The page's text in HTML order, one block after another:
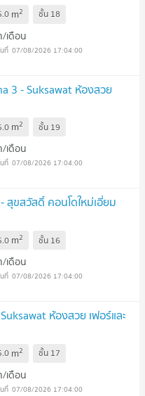
m2 ชั้น 18
เดือน
07/08/2026 17:04:00
3 - Suksawat ห้องสวย
m2 ชั้น 19
เดือน
07/08/2026 17:04:00
สุขสวัสดิ์ คอนโดใหม่เอี่ยม
m2 ชั้น 16
เดือน
07/08/2026 17:04:00
ห้องสวย เฟอร์และ
m2 ชั้น 17
เดือน
07/08/2026 17:04:00